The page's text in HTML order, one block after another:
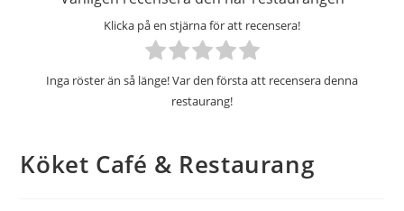
Klicka på en stjärna för att recensera!
Inga röster än så länge! Var den första att recensera denna
restaurang!
Köket Café & Restaurang